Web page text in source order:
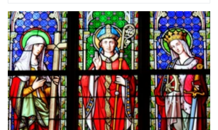
Top 10 des églises de Bruxelles